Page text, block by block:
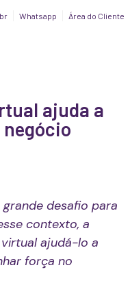
Whatsapp Área do Cliente
ajuda a
desafio para
contexto, a
ajudá-lo a
força no